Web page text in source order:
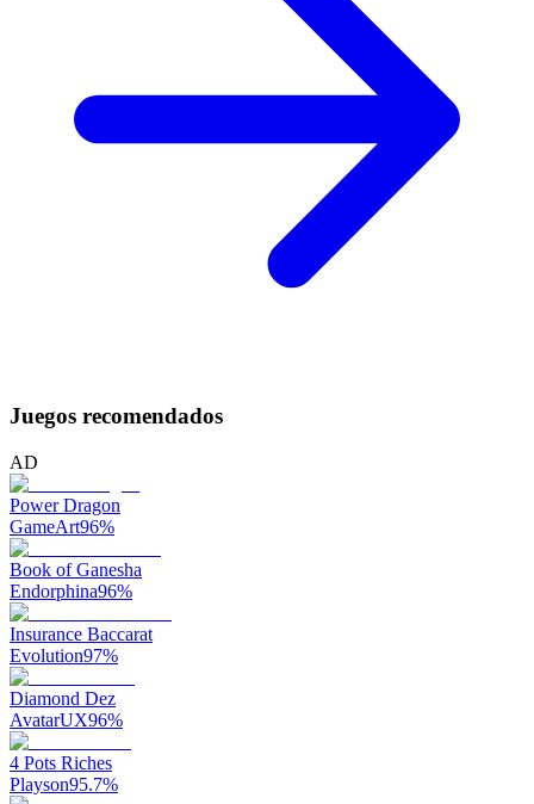
Juegos recomendados
AD
Power Dragon
GameArt96%
Book of Ganesha
Endorphina96%
Insurance Baccarat
Evolution97%
Diamond Dez
AvatarUX96%
4 Pots Riches
Playson95.7%